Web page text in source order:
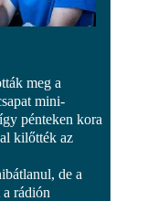
meg a
mini-
pénteken kora
kilőtték az
de a
a rádión